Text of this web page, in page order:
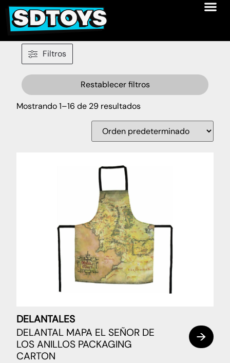
Filtros
Restablecer filtros
Mostrando 1–16 de 29 resultados
DELANTALES
DELANTAL MAPA EL SEÑOR DE
LOS ANILLOS PACKAGING
CARTON